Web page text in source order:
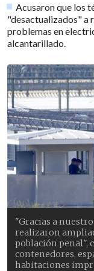
Acusaron que los
"desactualizados" a
problemas en
alcantarillado.
"Gracias a nuestro
realizaron
población penal",
contenedores,
habitaciones